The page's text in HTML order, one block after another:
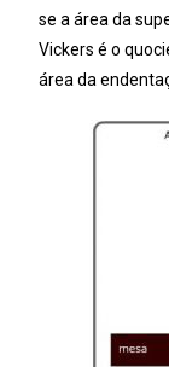
se a área da
Vickers é o
área da